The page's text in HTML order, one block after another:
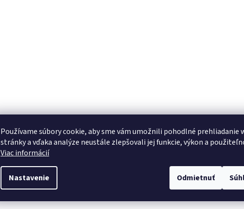
Používame súbory cookie, aby sme vám umožnili pohodlné prehliadanie
stránky a vďaka analýze neustále zlepšovali jej funkcie, výkon a
Viac informácií
Nastavenie Odmietnuť